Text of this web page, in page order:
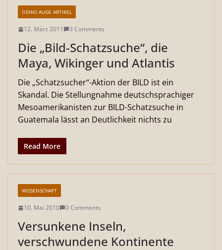
ODINS AUGE ARTIKEL
12. März 2011 3 Comments
Die „Bild-Schatzsuche“, die
Maya, Wikinger und Atlantis
Die „Schatzsucher“-Aktion der BILD ist ein
Skandal. Die Stellungnahme deutschsprachiger
Mesoamerikanisten zur BILD-Schatzsuche in
Guatemala lässt an Deutlichkeit nichts zu
Read More
WISSENSCHAFT
10. Mai 2010 0 Comments
Versunkene Inseln,
verschwundene Kontinente